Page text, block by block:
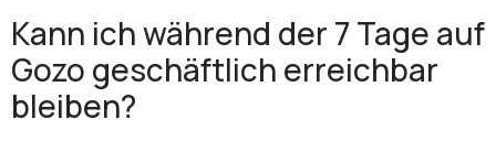
Kann ich während der 7 Tage auf
Gozo geschäftlich erreichbar
bleiben?